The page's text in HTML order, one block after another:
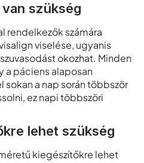
szükség
rendelkezők számára
viselése, ugyanis
okozhat. Minden
a páciens alaposan
a nap során többször
ez napi többszöri
lehet szükség
kiegészítőkre lehet